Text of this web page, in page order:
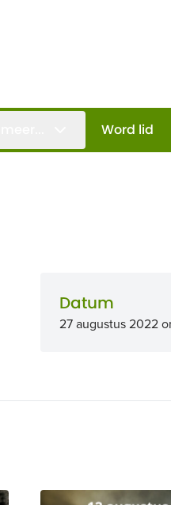
Word lid
Datum
27 augustus 2022